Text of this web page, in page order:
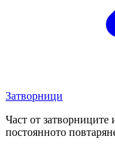
Затворници
Част от затворниците
постоянното